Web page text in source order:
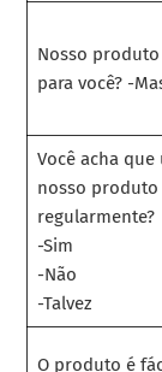
Nosso
para você? -
Você acha que
nosso produto
regularmente?
-Sim
-Não
-Talvez
O produto é